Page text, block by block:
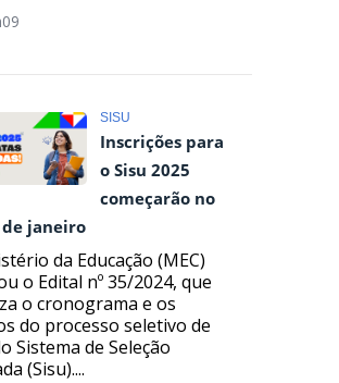
SISU
Inscrições para
o Sisu 2025
começarão no
janeiro
da Educação (MEC)
o Edital nº 35/2024, que
o cronograma e os
do processo seletivo de
Sistema de Seleção
(Sisu)....